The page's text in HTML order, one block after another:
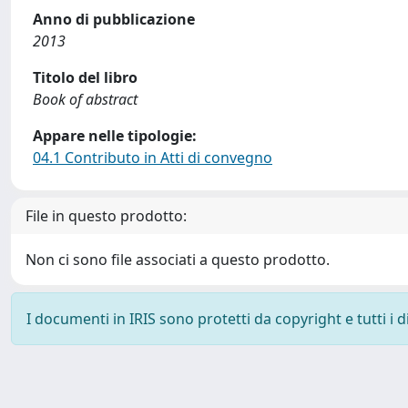
Anno di pubblicazione
2013
Titolo del libro
Book of abstract
Appare nelle tipologie:
04.1 Contributo in Atti di convegno
File in questo prodotto:
Non ci sono file associati a questo prodotto.
I documenti in IRIS sono protetti da copyright e tutti i